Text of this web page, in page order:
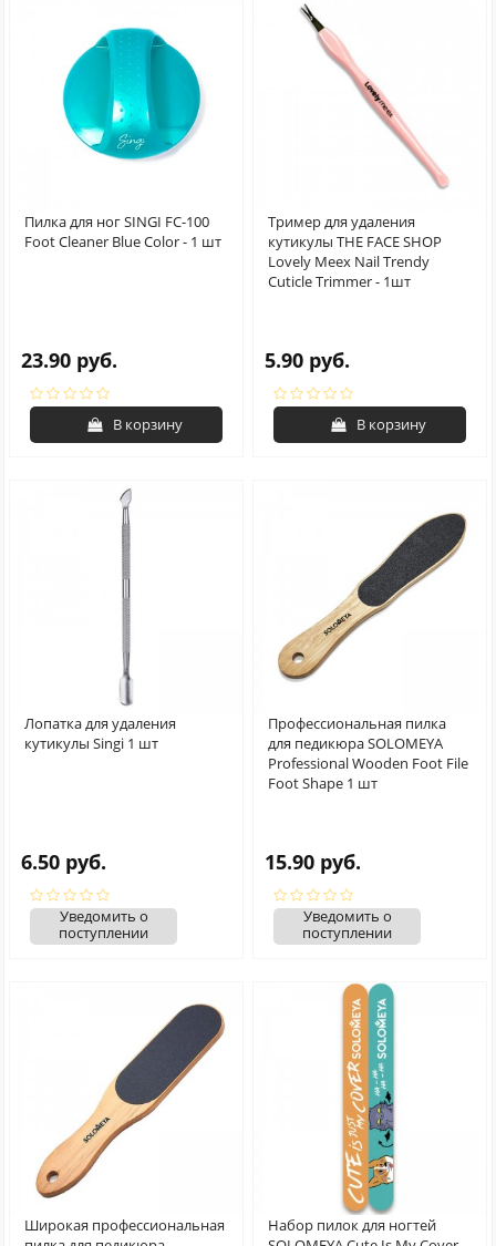
Пилка для ног SINGI FC-100
Foot Cleaner Blue Color - 1 шт
23.90 руб.
В корзину
Тример для удаления
кутикулы THE FACE SHOP
Lovely Meex Nail Trendy
Cuticle Trimmer - 1шт
5.90 руб.
В корзину
Лопатка для удаления
кутикулы Singi 1 шт
6.50 руб.
Уведомить о
поступлении
Профессиональная пилка
для педикюра SOLOMEYA
Professional Wooden Foot File
Foot Shape 1 шт
15.90 руб.
Уведомить о
поступлении
Широкая профессиональная
Набор пилок для ногтей